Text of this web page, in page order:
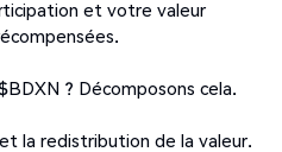
et votre valeur
? Décomposons cela.
la redistribution de la valeur.